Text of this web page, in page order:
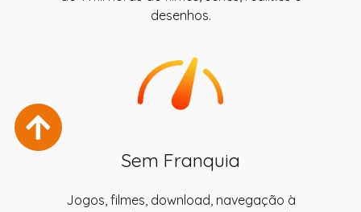
desenhos.
Sem Franquia
Jogos, filmes, download, navegação à